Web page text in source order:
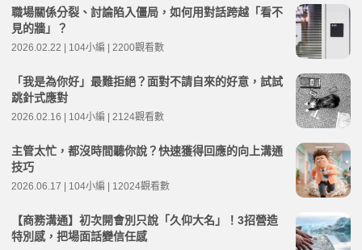
職場關係分裂、討論陷入僵局，如何用對話跨越「看不
見的牆」？
2026.02.22 | 104小編 | 2200觀看數
「我是為你好」最難拒絕？面對不請自來的好意，試試
跳針式應對
2026.02.16 | 104小編 | 2124觀看數
主管太忙，都沒時間聽你說？快速獲得回應的向上溝通
技巧
2026.06.17 | 104小編 | 12024觀看數
【商務溝通】初次開會別只說「久仰大名」！3招營造
特別感，把場面話變信任感